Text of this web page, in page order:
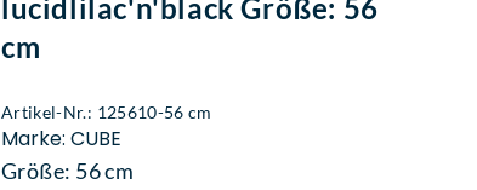
lucidlilac'n'black Größe: 56
cm
Artikel-Nr.: 125610-56 cm
Marke: CUBE
Größe: 56 cm